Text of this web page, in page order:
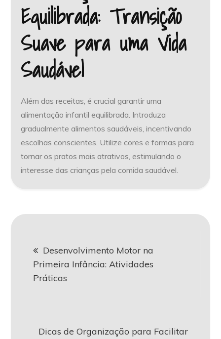
Equilibrada: Transição
Suave para uma Vida
Saudável
Além das receitas, é crucial garantir uma
alimentação infantil equilibrada. Introduza
gradualmente alimentos saudáveis, incentivando
escolhas conscientes. Utilize cores e formas para
tornar os pratos mais atrativos, estimulando o
interesse das crianças pela comida saudável.
de
Post
Desenvolvimento Motor na
Primeira Infância: Atividades
Práticas
Dicas de Organização para Facilitar